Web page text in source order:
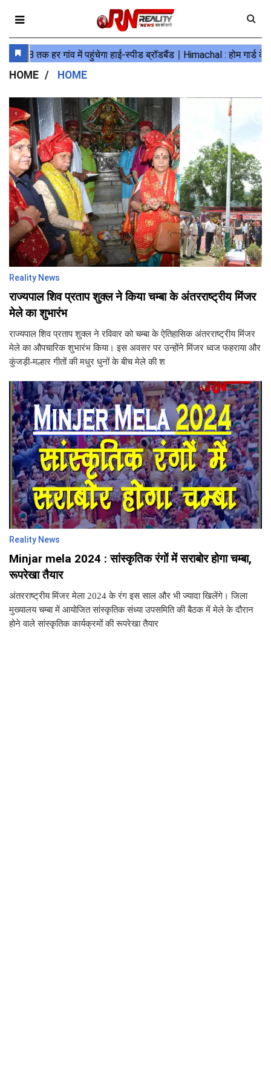
HOME HOME
Reality News
राज्यपाल शिव प्रताप शुक्ल ने किया चम्बा के अंतरराष्ट्रीय मिंजर
मेले का शुभारंभ
राज्यपाल शिव प्रताप शुक्ल ने रविवार को चम्बा के ऐतिहासिक अंतरराष्ट्रीय मिंजर
मेले का औपचारिक शुभारंभ किया। इस अवसर पर उन्होंने मिंजर ध्वज फहराया और
कुंजड़ी-मल्हार गीतों की मधुर धुनों के बीच मेले की श
Reality News
Minjar mela 2024 : सांस्कृतिक रंगों में सराबोर होगा चम्बा,
रूपरेखा तैयार
अंतरराष्ट्रीय मिंजर मेला 2024 के रंग इस साल और भी ज्यादा खिलेंगे। जिला
मुख्यालय चम्बा में आयोजित सांस्कृतिक संध्या उपसमिति की बैठक में मेले के दौरान
होने वाले सांस्कृतिक कार्यक्रमों की रूपरेखा तैयार